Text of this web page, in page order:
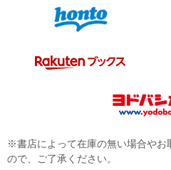
※書店によって在庫の無い場合やお
ので、ご了承ください。